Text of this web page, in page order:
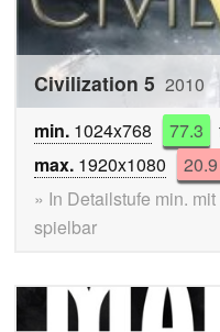
Civilization 5 2010
min. 1024x768 77.3
max. 1920x1080 20.9
» In Detailstufe min.
spielbar